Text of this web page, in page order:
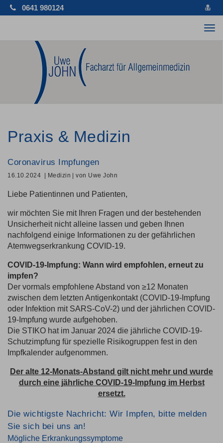
0641 980124
Praxis & Medizin
Coronavirus Impfungen
16.10.2024 | Medizin | von Uwe John
Liebe Patientinnen und Patienten,
wir möchten Sie mit Ihren Fragen und der bestehenden
Unsicherheit nicht alleine lassen und geben Ihnen
nachfolgend einige Informationen zu der gefährlichen
Atemwegserkrankung COVID-19.
COVID-19-Impfung: Wann wird empfohlen, erneut zu
impfen?
Der vormals empfohlene Abstand von ≥12 Monaten
zwischen dem letzten Antigenkontakt (COVID-19-Impfung
oder Infektion mit SARS-CoV-2) und der jährlichen COVID-
19-Impfung wurde aufgehoben.
Die STIKO hat im Januar 2024 die jährliche COVID-19-
Schutzimpfung für spezielle Risikogruppen fest in den
Impfkalender aufgenommen.
Der alte 12-Monats-Abstand gilt nicht mehr und wurde
durch eine jährliche COVID-19-Impfung im Herbst
ersetzt.
Die wichtigste Nachricht: Wir Impfen, bitte melden
Sie sich bei uns an!
Mögliche Erkrankungssymptome